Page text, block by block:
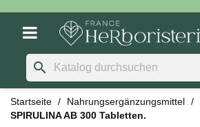
search
Startseite Nahrungsergänzungsmittel
SPIRULINA AB 300 Tabletten.